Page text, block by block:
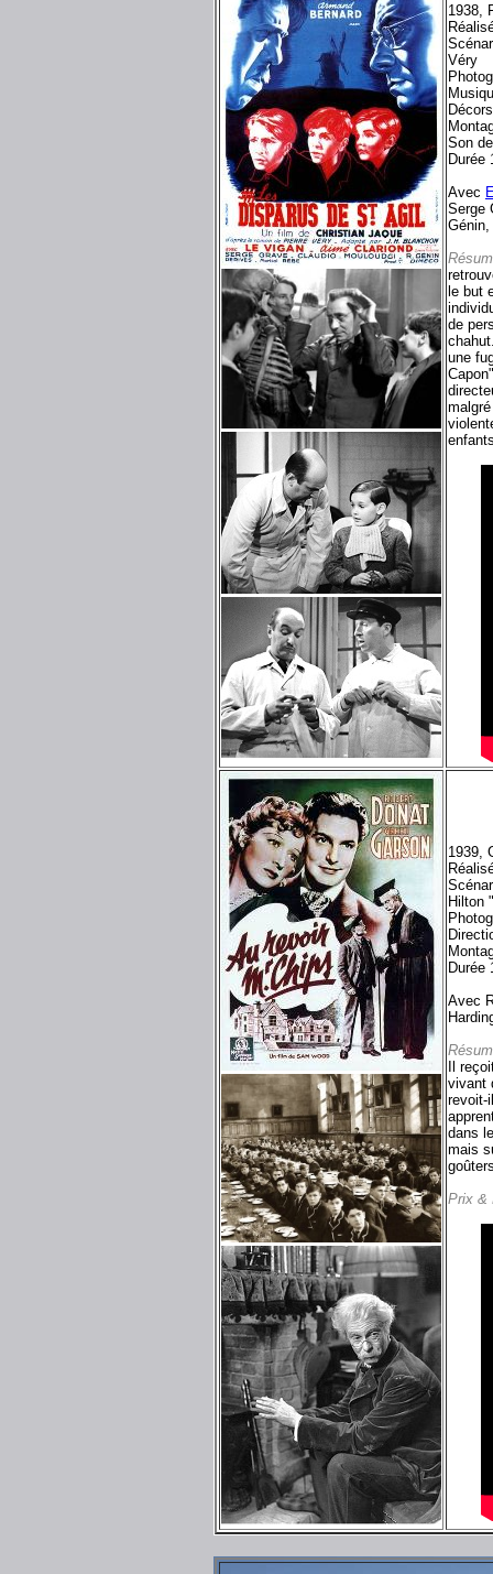
1938,
Véry
Son
Durée
Avec
Serge
Génin,
le but
de
une
1939,
Hilton
Durée
Avec
Il
vivant
revoit-
dans
mais
Prix &